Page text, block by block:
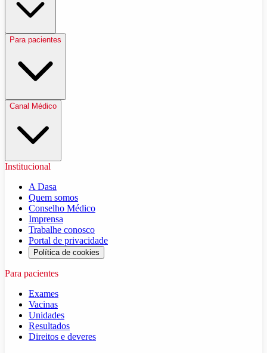
Para pacientes
Canal Médico
Institucional
A Dasa
Quem somos
Conselho Médico
Imprensa
Trabalhe conosco
Portal de privacidade
Política de cookies
Para pacientes
Exames
Vacinas
Unidades
Resultados
Direitos e deveres